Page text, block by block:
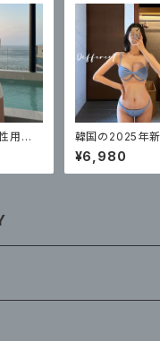
用水
リッ
アング
、腹部
韓国の2025年
着 レディース ビ
リーポイントス
¥6,980